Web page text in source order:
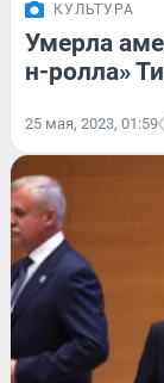
КУЛЬТУРА
Умерла
н-ролла»
25 мая, 2023, 01:59